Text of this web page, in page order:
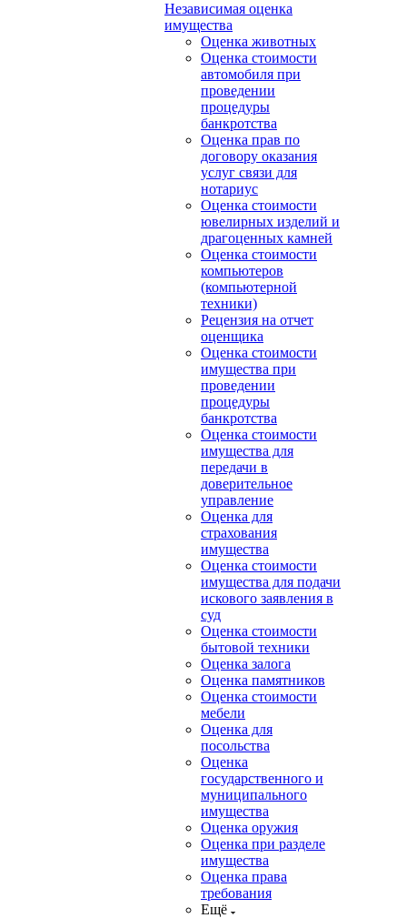
Независимая оценка
имущества
Оценка животных
Оценка стоимости
автомобиля при
проведении
процедуры
банкротства
Оценка прав по
договору оказания
услуг связи для
нотариус
Оценка стоимости
ювелирных изделий и
драгоценных камней
Оценка стоимости
компьютеров
(компьютерной
техники)
Рецензия на отчет
оценщика
Оценка стоимости
имущества при
проведении
процедуры
банкротства
Оценка стоимости
имущества для
передачи в
доверительное
управление
Оценка для
страхования
имущества
Оценка стоимости
имущества для подачи
искового заявления в
суд
Оценка стоимости
бытовой техники
Оценка залога
Оценка памятников
Оценка стоимости
мебели
Оценка для
посольства
Оценка
государственного и
муниципального
имущества
Оценка оружия
Оценка при разделе
имущества
Оценка права
требования
Ещё